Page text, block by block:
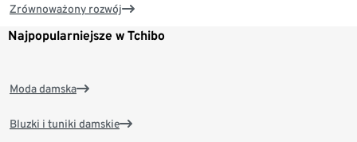
Zrównoważony rozwój
Najpopularniejsze w Tchibo
Moda damska
Bluzki i tuniki damskie